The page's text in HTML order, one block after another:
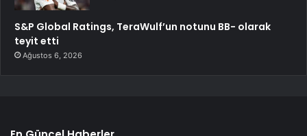
S&P Global Ratings, TeraWulf’un notunu BB- olarak
teyit etti
Ağustos 6, 2026